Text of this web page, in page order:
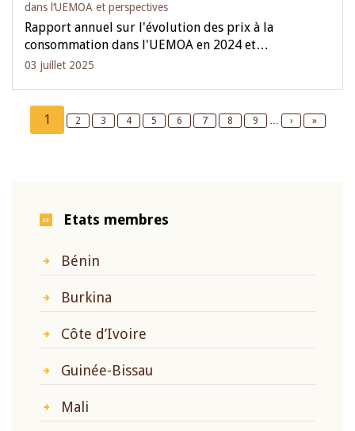
dans l‘UEMOA et perspectives
Rapport annuel sur l'évolution des prix à la
consommation dans l'UEMOA en 2024 et…
03 juillet 2025
Pagination
Current
page
1 Page
2 Page
3 Page
4 Page
5 Page
6 Page
7 Page
8 Page
9 …
Next
›
Last
»
Etats membres
Bénin
Burkina
Côte d’Ivoire
Guinée-Bissau
Mali